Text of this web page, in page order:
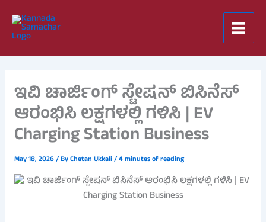
content
ಇವಿ ಚಾರ್ಜಿಂಗ್ ಸ್ಟೇಷನ್ ಬಿಸಿನೆಸ್
ಆರಂಭಿಸಿ ಲಕ್ಷಗಳಲ್ಲಿ ಗಳಿಸಿ | EV
Charging Station Business
May 18, 2026/ ByChetan Ukkali/4 minutes of reading